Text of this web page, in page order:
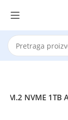
M.2 NVME 1TB